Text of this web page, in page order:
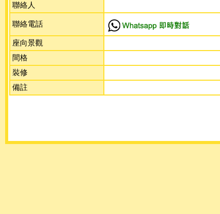
聯絡人
聯絡電話
座向景觀
間格
裝修
備註